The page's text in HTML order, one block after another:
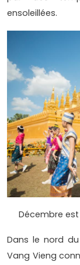
ensoleillées.
Décembre
Dans le nord
Vang Vieng